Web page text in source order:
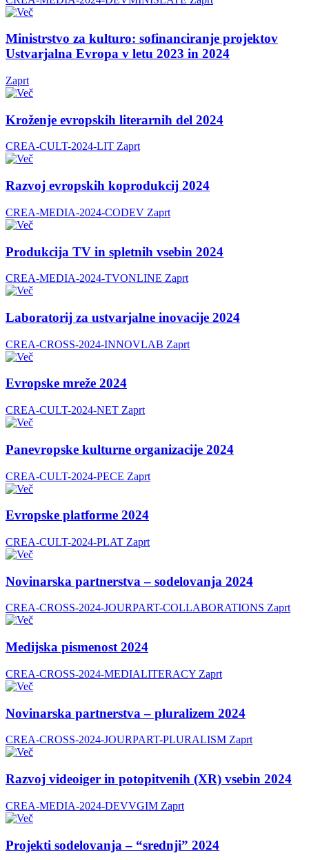
Ministrstvo za kulturo: sofinanciranje projektov
Ustvarjalna Evropa v letu 2023 in 2024
Zaprt
Kroženje evropskih literarnih del 2024
CREA-CULT-2024-LIT Zaprt
Razvoj evropskih koprodukcij 2024
CREA-MEDIA-2024-CODEV Zaprt
Produkcija TV in spletnih vsebin 2024
CREA-MEDIA-2024-TVONLINE Zaprt
Laboratorij za ustvarjalne inovacije 2024
CREA-CROSS-2024-INNOVLAB Zaprt
Evropske mreže 2024
CREA-CULT-2024-NET Zaprt
Panevropske kulturne organizacije 2024
CREA-CULT-2024-PECE Zaprt
Evropske platforme 2024
CREA-CULT-2024-PLAT Zaprt
Novinarska partnerstva – sodelovanja 2024
CREA-CROSS-2024-JOURPART-COLLABORATIONS Zaprt
Medijska pismenost 2024
CREA-CROSS-2024-MEDIALITERACY Zaprt
Novinarska partnerstva – pluralizem 2024
CREA-CROSS-2024-JOURPART-PLURALISM Zaprt
Razvoj videoiger in potopitvenih (XR) vsebin 2024
CREA-MEDIA-2024-DEVVGIM Zaprt
Projekti sodelovanja – “srednji” 2024